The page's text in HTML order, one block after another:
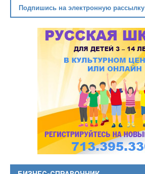
Подпишись на электронную рассылку